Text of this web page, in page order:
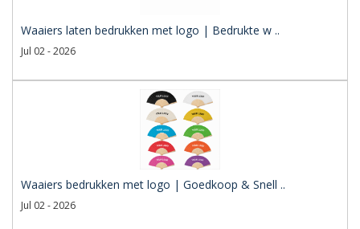
Waaiers laten bedrukken met logo | Bedrukte w ..
Jul 02 - 2026
Waaiers bedrukken met logo | Goedkoop & Snell ..
Jul 02 - 2026